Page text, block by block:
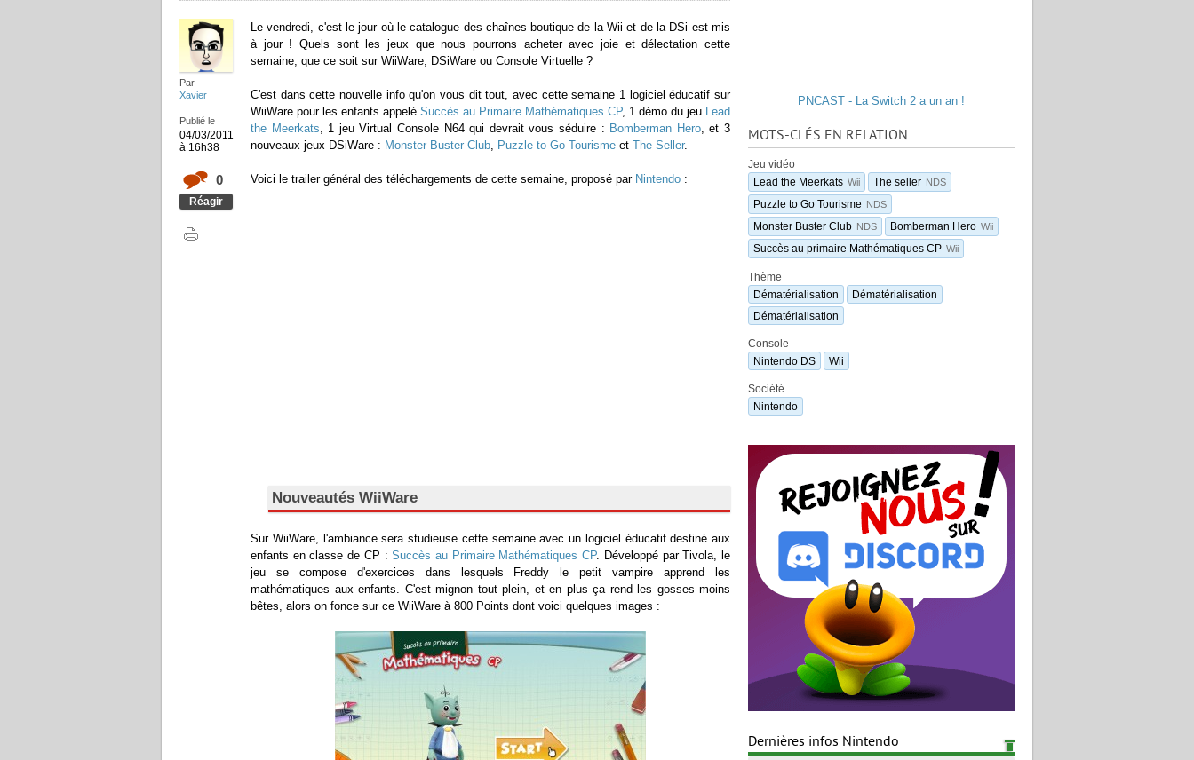
Par
Xavier
Publié le
04/03/2011
à 16h38
0
Réagir
Le vendredi, c'est le jour où le catalogue des chaînes boutique de la Wii et de la DSi est mis
à jour ! Quels sont les jeux que nous pourrons acheter avec joie et délectation cette
semaine, que ce soit sur WiiWare, DSiWare ou Console Virtuelle ?
C'est dans cette nouvelle info qu'on vous dit tout, avec cette semaine 1 logiciel éducatif sur
WiiWare pour les enfants appelé Succès au Primaire Mathématiques CP, 1 démo du jeu Lead
the Meerkats, 1 jeu Virtual Console N64 qui devrait vous séduire : Bomberman Hero, et 3
nouveaux jeux DSiWare : Monster Buster Club, Puzzle to Go Tourisme et The Seller.
Voici le trailer général des téléchargements de cette semaine, proposé par Nintendo :
Nouveautés WiiWare
Sur WiiWare, l'ambiance sera studieuse cette semaine avec un logiciel éducatif destiné aux
enfants en classe de CP :Succès au Primaire Mathématiques CP. Développé par Tivola, le
jeu se compose d'exercices dans lesquels Freddy le petit vampire apprend les
mathématiques aux enfants. C'est mignon tout plein, et en plus ça rend les gosses moins
bêtes, alors on fonce sur ce WiiWare à 800 Points dont voici quelques images :
PNCAST - La Switch 2 a un an !
MOTS-CLÉS EN RELATION
Jeu vidéo
Lead the Meerkats Wii The seller NDS
Puzzle to Go Tourisme NDS
Monster Buster Club NDS Bomberman Hero Wii
Succès au primaire Mathématiques CP Wii
Thème
Dématérialisation
Dématérialisation
Dématérialisation
Console
Nintendo DS
Wii
Société
Nintendo
Dernières infos Nintendo